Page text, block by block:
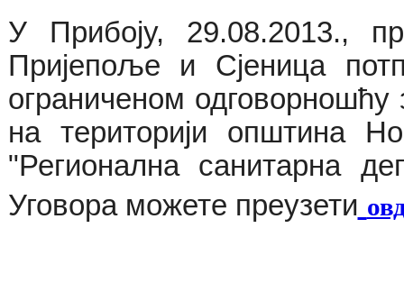
У Прибоју, 29.08.2013.,
Пријепоље и Сјеница
ограниченом
на територији општина
"Регионална санитарна
Уговора можете преузети